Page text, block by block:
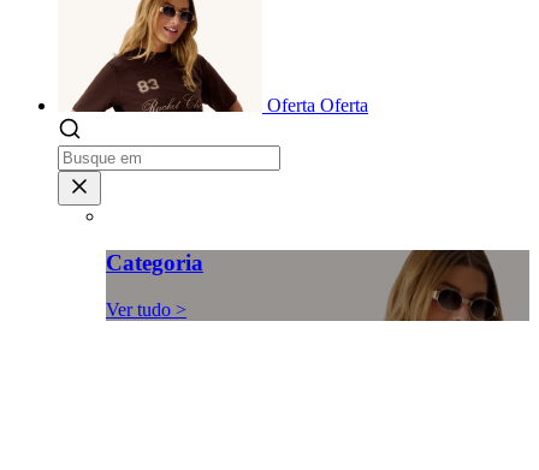
Oferta Oferta
Categoria
Ver tudo >